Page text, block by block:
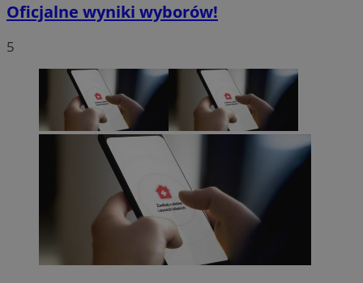
Oficjalne wyniki wyborów!
5